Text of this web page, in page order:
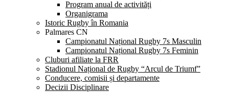
Program anual de activități
Organigrama
Istoric Rugby în Romania
Palmares CN
Campionatul Național Rugby 7s Masculin
Campionatul Național Rugby 7s Feminin
Cluburi afiliate la FRR
Stadionul Național de Rugby “Arcul de Triumf”
Conducere, comisii și departamente
Decizii Disciplinare